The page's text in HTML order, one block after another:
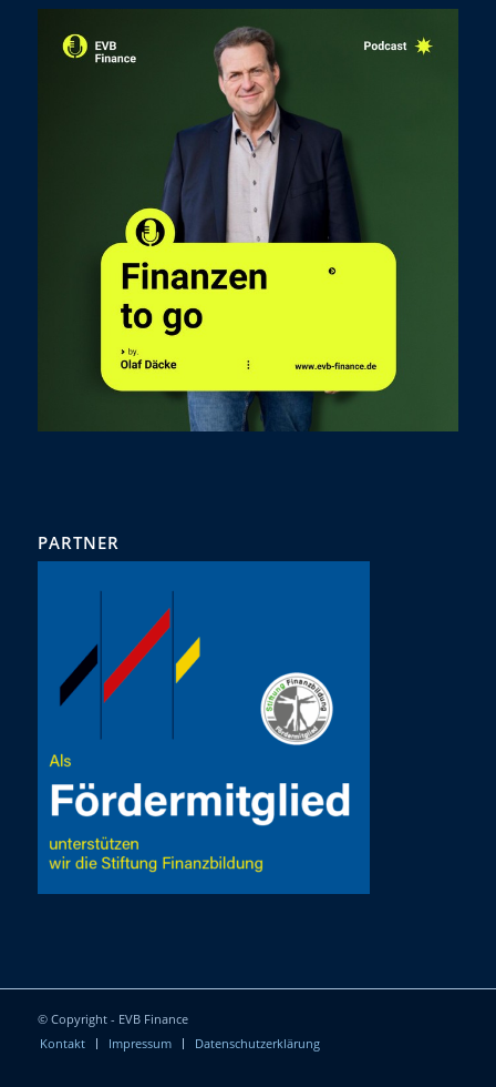
PARTNER
© Copyright - EVB Finance
Kontakt
Impressum Datenschutzerklärung